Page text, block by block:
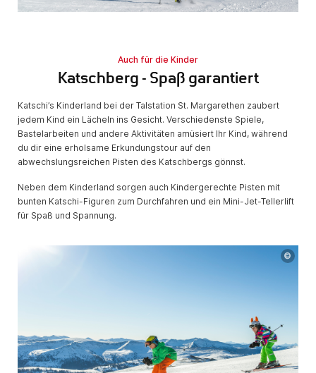
Auch für die Kinder
Katschberg - Spaß garantiert
Katschi’s Kinderland bei der Talstation St. Margarethen zaubert
jedem Kind ein Lächeln ins Gesicht. Verschiedenste Spiele,
Bastelarbeiten und andere Aktivitäten amüsiert Ihr Kind, während
du dir eine erholsame Erkundungstour auf den
abwechslungsreichen Pisten des Katschbergs gönnst.
Neben dem Kinderland sorgen auch Kindergerechte Pisten mit
bunten Katschi-Figuren zum Durchfahren und ein Mini-Jet-Tellerlift
für Spaß und Spannung.
©